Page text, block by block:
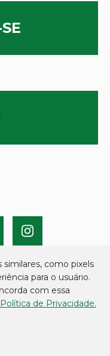
como pixels
para o usuário.
com essa
Política de Privacidade.